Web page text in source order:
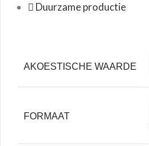
Duurzame productie
AKOESTISCHE WAARDE
FORMAAT